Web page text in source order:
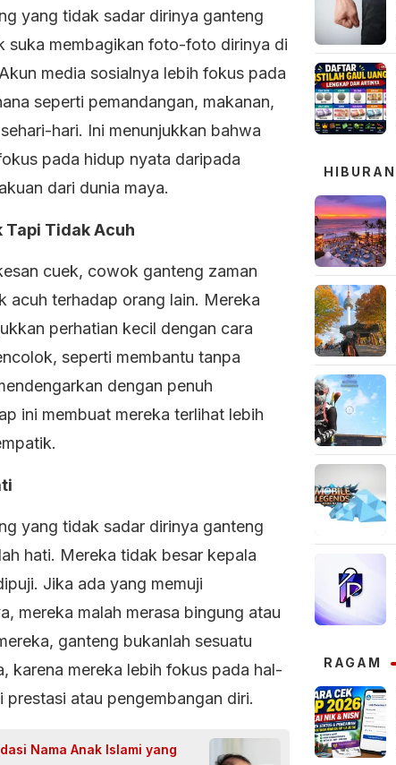
yang tidak sadar dirinya ganteng
suka membagikan foto-foto dirinya di
media sosialnya lebih fokus pada
seperti pemandangan, makanan,
hari. Ini menunjukkan bahwa
pada hidup nyata daripada
dari dunia maya.
Tapi Tidak Acuh
cuek, cowok ganteng zaman
acuh terhadap orang lain. Mereka
perhatian kecil dengan cara
seperti membantu tanpa
dengan penuh
ini membuat mereka terlihat lebih
yang tidak sadar dirinya ganteng
hati. Mereka tidak besar kepala
Jika ada yang memuji
mereka malah merasa bingung atau
ganteng bukanlah sesuatu
karena mereka lebih fokus pada hal-
prestasi atau pengembangan diri.
Nama Anak Islami yang
HIBURAN
RAGAM